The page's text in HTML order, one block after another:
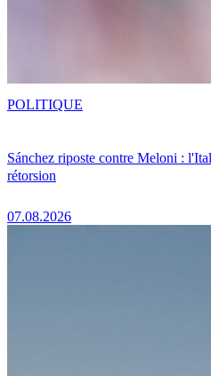
Sánchez riposte contre Meloni :
rétorsion
07.08.2026
POLITIQUE